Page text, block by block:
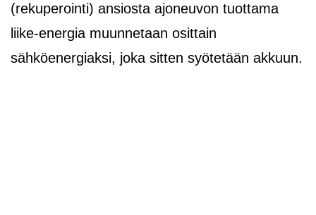
(rekuperointi) ansiosta ajoneuvon tuottama
liike-energia muunnetaan osittain
sähköenergiaksi, joka sitten syötetään akkuun.